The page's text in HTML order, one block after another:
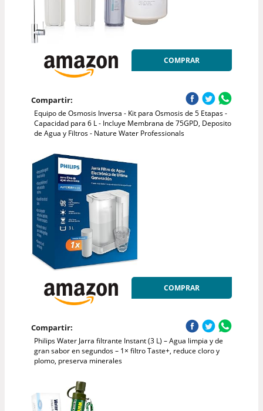
COMPRAR
Compartir:
Equipo de Osmosis Inversa - Kit para Osmosis de 5 Etapas -
Capacidad para 6 L - Incluye Membrana de 75GPD, Deposito
de Agua y Filtros - Nature Water Professionals
COMPRAR
Compartir:
Philips Water Jarra filtrante Instant (3 L) – Agua limpia y de
gran sabor en segundos – 1× filtro Taste+, reduce cloro y
plomo, preserva minerales